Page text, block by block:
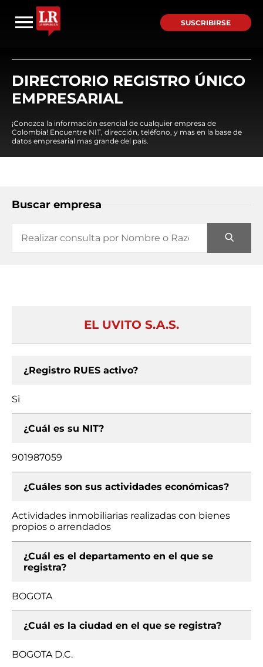
SUSCRIBIRSE
DIRECTORIO REGISTRO ÚNICO
EMPRESARIAL
¡Conozca la información esencial de cualquier empresa de
Colombia! Encuentre NIT, dirección, teléfono, y mas en la base de
datos empresarial mas grande del país.
Buscar empresa
EL UVITO S.A.S.
¿Registro RUES activo?
Si
¿Cuál es su NIT?
901987059
¿Cuáles son sus actividades económicas?
Actividades inmobiliarias realizadas con bienes
propios o arrendados
¿Cuál es el departamento en el que se
registra?
BOGOTA
¿Cuál es la ciudad en el que se registra?
BOGOTA D.C.